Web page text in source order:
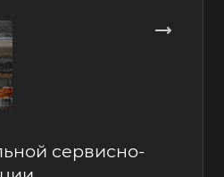
сервисно-